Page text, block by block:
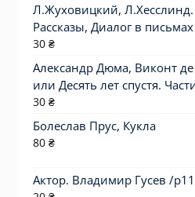
Л.Жуховицкий,
Рассказы, Диалог в письмах
30 ₴
Александр Дюма, Виконт
или Десять лет спустя.
30 ₴
Болеслав Прус, Кукла
80 ₴
Актор. Владимир Гусев /